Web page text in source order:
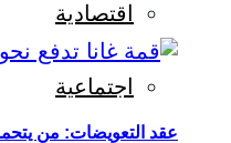
اقتصادية
اجتماعية
عقد التعويضات: من